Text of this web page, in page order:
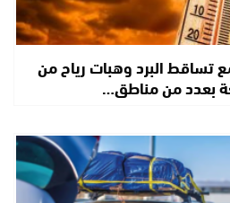
تساقط البرد وهبات رياح من
بعدد من مناطق…